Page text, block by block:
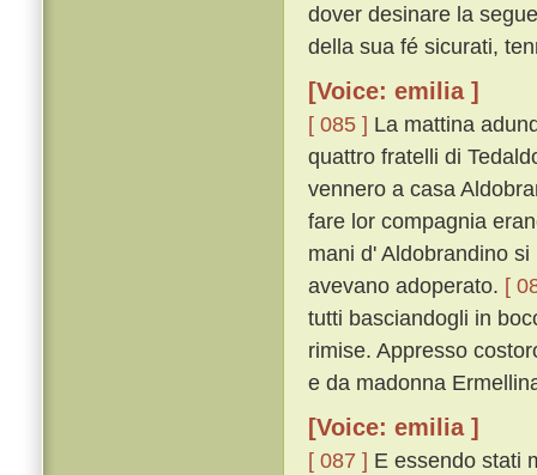
dover desinare la
della sua fé sicurati,
[Voice: emilia ]
[ 085 ] La mattina
quattro fratelli di
vennero a casa
fare lor compagnia
mani d' Aldobrandino
avevano adoperato. [
tutti basciandogli in
rimise. Appresso
e da madonna
[Voice: emilia ]
[ 087 ] E essendo stati